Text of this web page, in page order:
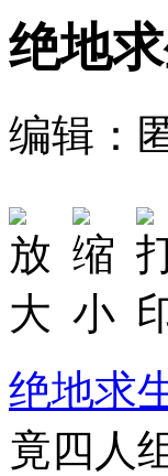
绝地
编辑：
绝地求
竟四人